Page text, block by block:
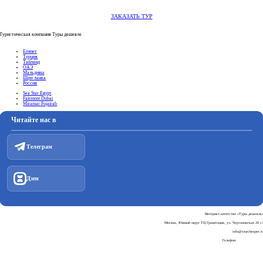
ЗАКАЗАТЬ ТУР
Туристическая компания Туры дешевле
Египет
Турция
Тайланд
ОАЭ
Мальдивы
Шри-ланка
Россия
Sea Star Egypt
Fairmont Dubai
Miramar Fujairah
Читайте нас в
Телеграм
Дзен
Интернет-агентство «Туры дешевле»
Москва, Южный округ ТЦ Гравитация, ул. Чертановская 20 с3
info@tourcheaper.ru
Телефон: